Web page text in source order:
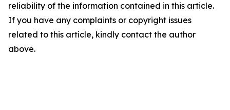
reliability of the information contained in this article.
If you have any complaints or copyright issues
related to this article, kindly contact the author
above.